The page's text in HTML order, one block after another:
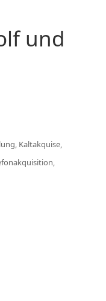
und
, Kaltakquise,
,